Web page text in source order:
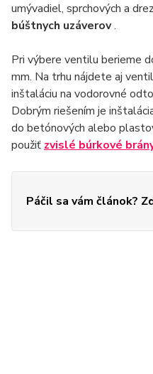
umývadiel, sprchových a
búštnych uzáverov.
Pri výbere ventilu berieme
mm. Na trhu nájdete aj
inštaláciu na vodorovné
Dobrým riešením je
do betónových alebo
použiť zvislé búrkové
Páčil sa vám článok?